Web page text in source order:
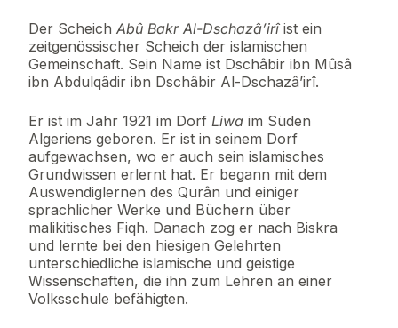
Der Scheich Abû Bakr Al-Dschazâ’irîist ein
zeitgenössischer Scheich der islamischen
Gemeinschaft. Sein Name ist Dschâbir ibn Mûsâ
ibn Abdulqâdir ibn Dschâbir Al-Dschazâ’irî.
Er ist im Jahr 1921 im Dorf Liwa im Süden
Algeriens geboren. Er ist in seinem Dorf
aufgewachsen, wo er auch sein islamisches
Grundwissen erlernt hat. Er begann mit dem
Auswendiglernen des Qurân und einiger
sprachlicher Werke und Büchern über
malikitisches Fiqh. Danach zog er nach Biskra
und lernte bei den hiesigen Gelehrten
unterschiedliche islamische und geistige
Wissenschaften, die ihn zum Lehren an einer
Volksschule befähigten.